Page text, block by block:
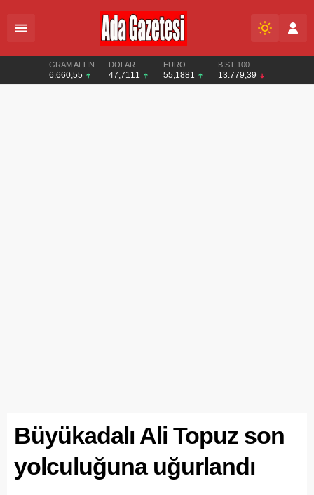
GRAM ALTIN
6.660,55
DOLAR
47,7111
EURO
55,1881
BIST 100
13.779,39
Büyükadalı Ali Topuz son
yolculuğuna uğurlandı